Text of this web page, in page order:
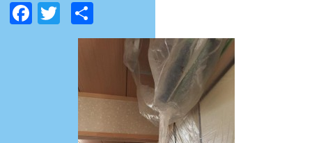
Facebook
Twitter
有